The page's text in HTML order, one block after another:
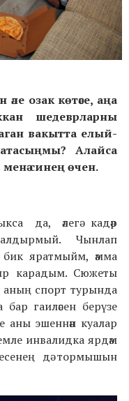
озак көтәсе, аңа
шедеврларны
вакытта елый-
Алайса
синең өчен.
да, әлегә кадәр
Чынлап
бик яратмыйм, әмма
карадым. Сюжеты
аның спорт турында
гаиләсен берүзе
аны эшеннән куалар
инвалидка ярдәм
дә тормышын